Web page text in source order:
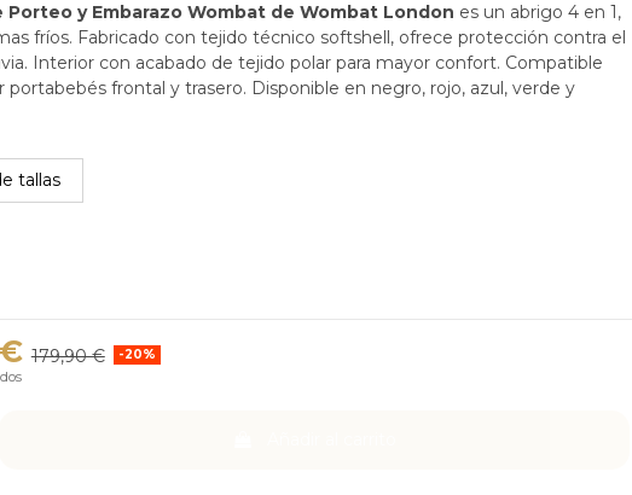
(1 reseñas)
Porteo y Embarazo Wombat de Wombat London es un abrigo 4 en 1,
fríos. Fabricado con tejido técnico softshell, ofrece protección contra el
Interior con acabado de tejido polar para mayor confort. Compatible
portabebés frontal y trasero. Disponible en negro, rojo, azul, verde y
tallas
179,90 € -20%